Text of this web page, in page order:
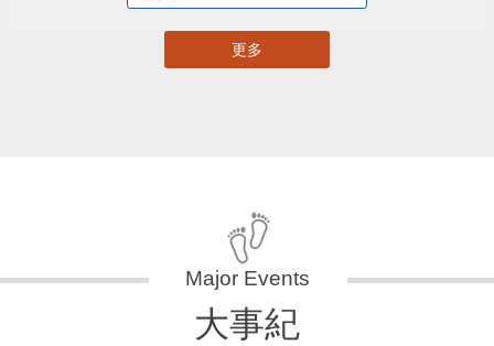
更多
大事紀